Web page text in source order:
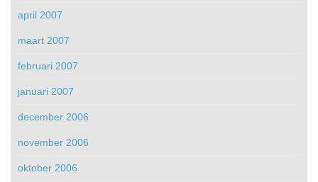
april 2007
maart 2007
februari 2007
januari 2007
december 2006
november 2006
oktober 2006